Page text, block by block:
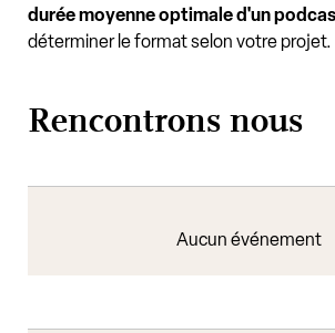
durée moyenne optimale d'un
déterminer le format selon votre projet.
Rencontrons nous
Aucun événement